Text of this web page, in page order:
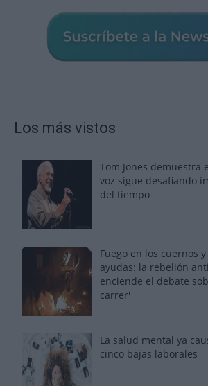
Los más vistos
Tom Jones demuestra
voz sigue desafiando
del tiempo
Fuego en los cuernos
ayudas: la rebelión
enciende el debate
carrer'
La salud mental ya
cinco bajas laborales